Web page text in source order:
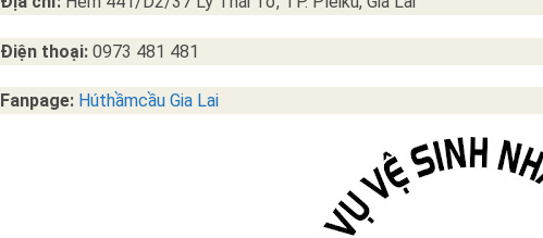
Điện thoại: 0973 481 481
Fanpage: Húthầmcầu Gia Lai